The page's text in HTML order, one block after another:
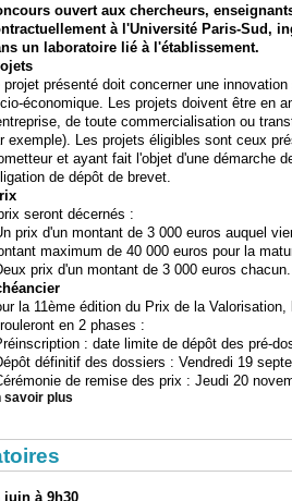
ouvert aux chercheurs,
à l'Université Paris-Sud,
un laboratoire lié à l'établissement.
projet présenté doit concerner une
économique. Les projets doivent être en
de toute commercialisation ou
exemple). Les projets éligibles sont ceux
et ayant fait l'objet d'une démarche
de dépôt de brevet.
seront décernés :
prix d'un montant de 3 000 euros auquel
maximum de 40 000 euros pour la
prix d'un montant de 3 000 euros chacun.
la 11ème édition du Prix de la
en 2 phases :
: date limite de dépôt des pré-
définitif des dossiers : Vendredi 19
de remise des prix : Jeudi 20
savoir plus
juin à 9h30